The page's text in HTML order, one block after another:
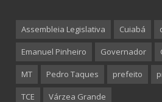
Assembleia Legislativa Cuiabá
Emanuel Pinheiro Governador
MT Pedro Taques prefeito
TCE Várzea Grande